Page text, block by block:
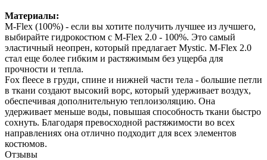
Материалы:
M-Flex (100%) - если вы хотите получить лучшее из лучшего,
выбирайте гидрокостюм с M-Flex 2.0 - 100%. Это самый
эластичный неопрен, который предлагает Mystic. M-Flex 2.0
стал еще более гибким и растяжимым без ущерба для
прочности и тепла.
Fox fleece в груди, спине и нижней части тела - большие петли
в ткани создают высокий ворс, который удерживает воздух,
обеспечивая дополнительную теплоизоляцию. Она
удерживает меньше воды, повышая способность ткани быстро
сохнуть. Благодаря превосходной растяжимости во всех
направлениях она отлично подходит для всех элементов
костюмов.
Отзывы